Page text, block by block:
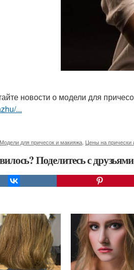
новости о модели для
...
Модели для причесок и макияжа Цены на прически
Поделитесь с